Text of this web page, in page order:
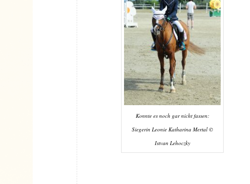
Konnte es noch gar nicht fassen:
Siegerin Leonie Katharina Mertal ©
Istvan Lehoczky